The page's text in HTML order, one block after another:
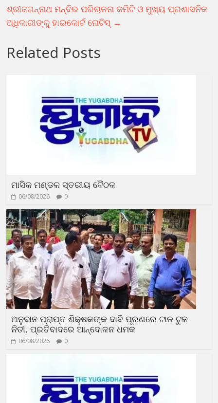
ଶ୍ରୀଜଗନ୍ନାଥ ମନ୍ଦିର ପରିଚାଳନା କମିଟି ଓ ମୁଖ୍ୟ ପ୍ରଶାସନିକ
ଅଧିକାରୀଙ୍କୁ ହାଇକୋର୍ଟ ନୋଟିସ୍ →
Related Posts
ମାସିକ ମଣ୍ଡଳ ସ୍ତରୀୟ ବୈଠକ
06/08/2026 0
ଅନୁଦାନ ପ୍ରାପ୍ତ ଶିକ୍ଷକଙ୍କ ଦାବି ପୂରଣରେ ଟାଳ ଟୁଳ
ନିତୀ, ପ୍ରତିବାଦରେ ଆନ୍ଦୋଳନ ଧମକ
06/08/2026 0